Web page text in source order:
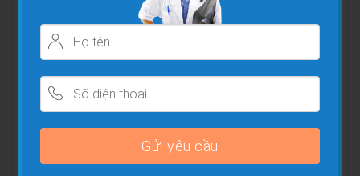
Cô Thanh Tuyền đến từ Lâm Đồng bị
sống thoát vị đĩa đệmlưng,đau cổ vai gáy, lưng tê,
haiđầu gối quỵ
đến thăm khám và điều trị.
Tạiphòng khám thầy Pal, cô được tiếp đón bởi một
đội ngũ y bác sĩ tận tâm và giàu kinh nghiệm. Họ lắng
nghe những khó khăn mà cô gặp phải và xác định các